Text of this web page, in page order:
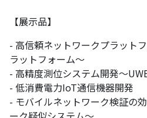
【展示品】
- 高信頼ネットワークプラット
ラットフォーム～
- 高精度測位システム開発～
- 低消費電力IoT通信機器開発
- モバイルネットワーク検証の